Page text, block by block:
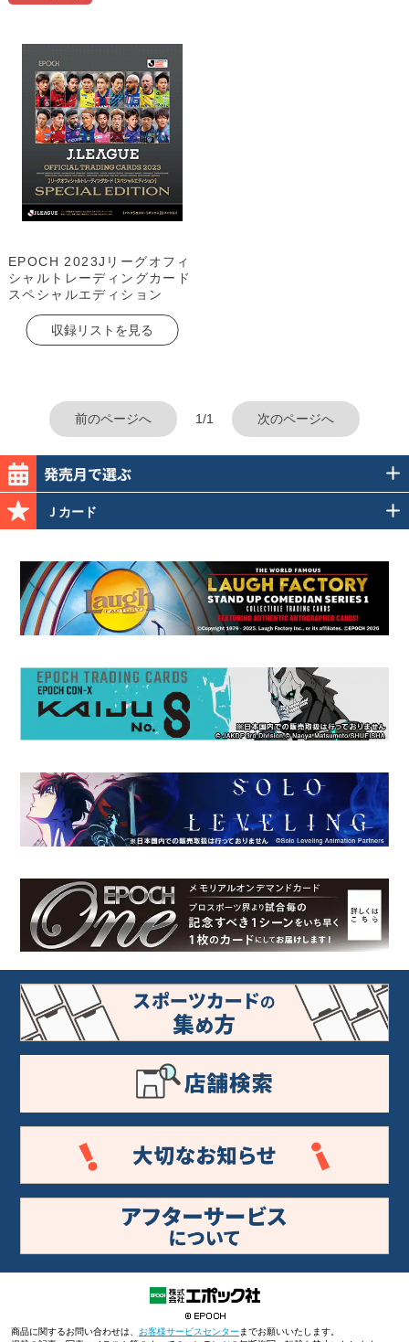
EPOCH 2023Jリーグオフィ
シャルトレーディングカード
スペシャルエディション
収録リストを見る
前のページへ 1/1 次のページへ
Ｊカード
商品に関するお問い合わせは、 お客様サービスセンター までお願いいたします。